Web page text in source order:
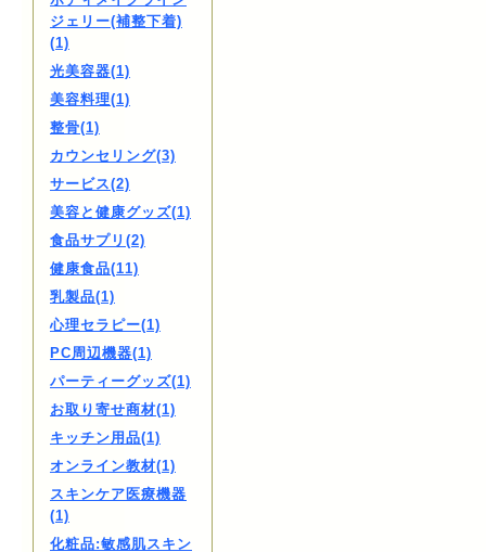
ジェリー(補整下着)
(1)
光美容器(1)
美容料理(1)
整骨(1)
カウンセリング(3)
サービス(2)
美容と健康グッズ(1)
食品サプリ(2)
健康食品(11)
乳製品(1)
心理セラピー(1)
PC周辺機器(1)
パーティーグッズ(1)
お取り寄せ商材(1)
キッチン用品(1)
オンライン教材(1)
スキンケア医療機器
(1)
化粧品:敏感肌スキン